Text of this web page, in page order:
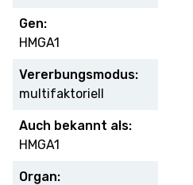
Gen:
HMGA1
Vererbungsmodus:
multifaktoriell
Auch bekannt als:
HMGA1
Organ: